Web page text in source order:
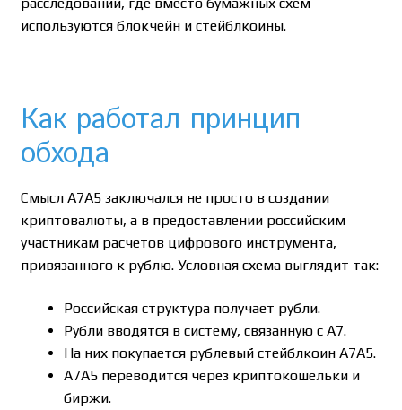
используются блокчейн и стейблкоины.
Как работал принцип
обхода
Смысл A7A5 заключался не просто в создании
криптовалюты, а в предоставлении российским
участникам расчетов цифрового инструмента,
привязанного к рублю. Условная схема выглядит так:
Российская структура получает рубли.
Рубли вводятся в систему, связанную с A7.
На них покупается рублевый стейблкоин A7A5.
A7A5 переводится через криптокошельки и
биржи.